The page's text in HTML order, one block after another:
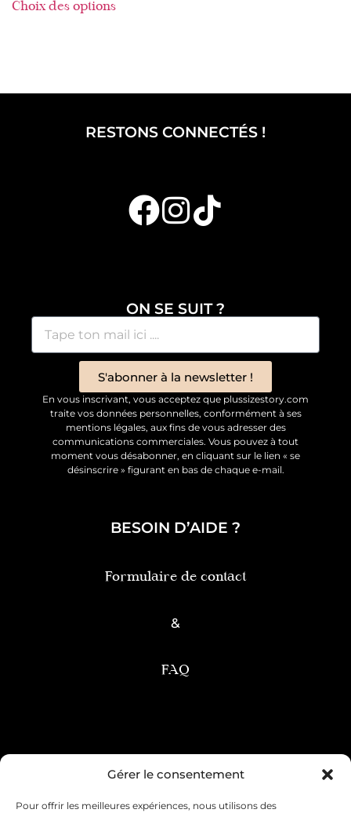
Gérer le consentement
Pour offrir les meilleures expériences, nous utilisons des
Choix des options
RESTONS CONNECTÉS !
ON SE SUIT ?
S'abonner à la newsletter !
En vous inscrivant, vous acceptez que plussizestory.com
traite vos données personnelles, conformément à ses
mentions légales, aux fins de vous adresser des
communications commerciales. Vous pouvez à tout
moment vous désabonner, en cliquant sur le lien « se
désinscrire » figurant en bas de chaque e-mail.
BESOIN D’AIDE ?
Formulaire de contact
&
FAQ
Condition générale de vente
Mentions légales Livraison & retour